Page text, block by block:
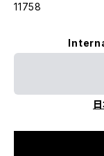
11758